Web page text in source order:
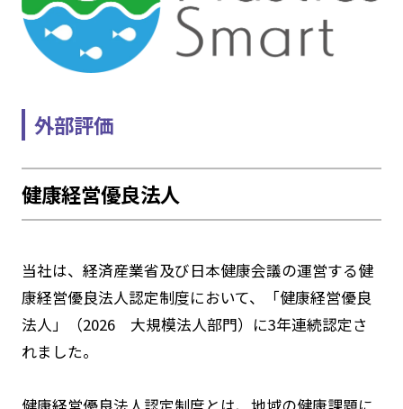
外部評価
健康経営優良法人
当社は、経済産業省及び日本健康会議の運営する健
康経営優良法人認定制度において、「健康経営優良
法人」（2026 大規模法人部門）に3年連続認定さ
れました。